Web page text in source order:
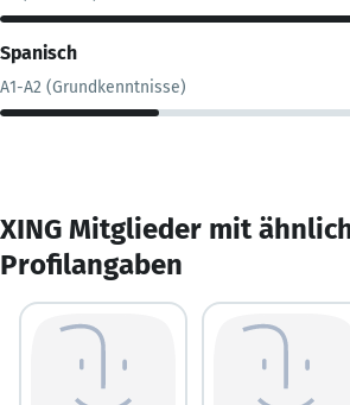
Spanisch
A1-A2 (Grundkenntnisse)
XING Mitglieder mit
Profilangaben